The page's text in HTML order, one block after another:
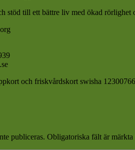
stöd till ett bättre liv med ökad rörlighet
och friskvårdskort swisha
publiceras. Obligatoriska fält är märkta